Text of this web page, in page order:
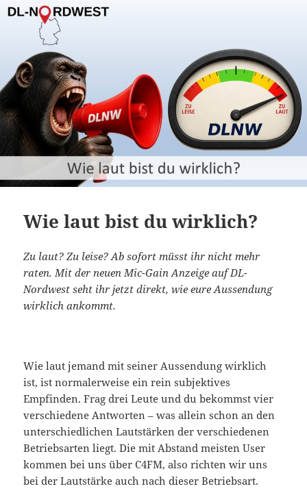
Wie laut bist du wirklich?
Zu laut? Zu leise? Ab sofort müsst ihr nicht mehr
raten. Mit der neuen Mic-Gain Anzeige auf DL-
Nordwest seht ihr jetzt direkt, wie eure Aussendung
wirklich ankommt.
Wie laut jemand mit seiner Aussendung wirklich
ist, ist normalerweise ein rein subjektives
Empfinden. Frag drei Leute und du bekommst vier
verschiedene Antworten – was allein schon an den
unterschiedlichen Lautstärken der verschiedenen
Betriebsarten liegt. Die mit Abstand meisten User
kommen bei uns über C4FM, also richten wir uns
bei der Lautstärke auch nach dieser Betriebsart.